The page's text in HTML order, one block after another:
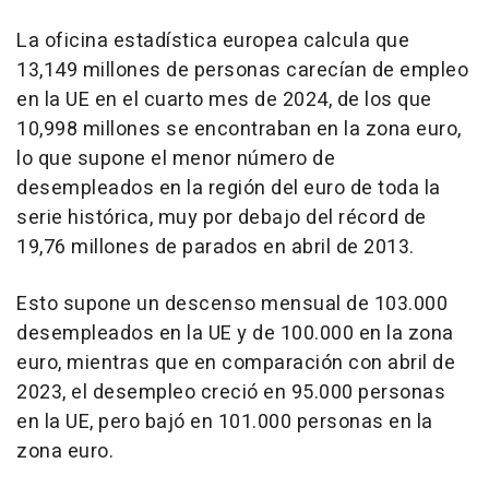
La oficina estadística europea calcula que
13,149 millones de personas carecían de empleo
en la UE en el cuarto mes de 2024, de los que
10,998 millones se encontraban en la zona euro,
lo que supone el menor número de
desempleados en la región del euro de toda la
serie histórica, muy por debajo del récord de
19,76 millones de parados en abril de 2013.
Esto supone un descenso mensual de 103.000
desempleados en la UE y de 100.000 en la zona
euro, mientras que en comparación con abril de
2023, el desempleo creció en 95.000 personas
en la UE, pero bajó en 101.000 personas en la
zona euro.